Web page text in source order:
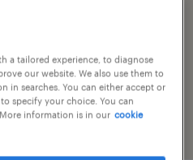
& technician
a tailored experience, to diagnose
our website. We also use them to
in searches. You can either accept or
specify your choice. You can
information is in our cookie